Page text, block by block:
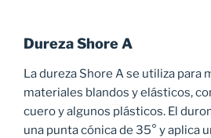
Dureza Shore A
La dureza Shore A se utiliza para
materiales blandos y elásticos,
cuero y algunos plásticos. El
una punta cónica de 35° y aplica